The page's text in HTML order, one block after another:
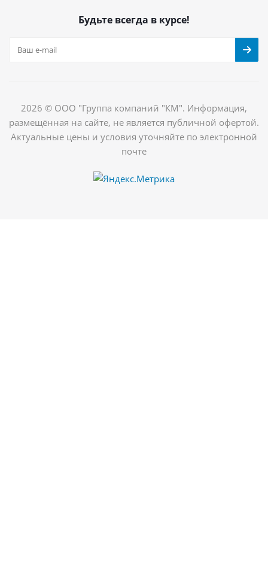
Будьте всегда в курсе!
2026 © ООО "Группа компаний "КМ". Информация,
размещённая на сайте, не является публичной офертой.
Актуальные цены и условия уточняйте по электронной
почте